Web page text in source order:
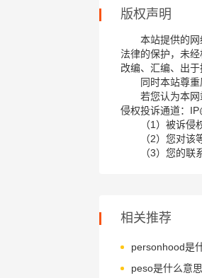
版权声明
本站提供的
法律的保护，未
改编、汇编、出
同时本站尊
若您认为本
侵权投诉通道：
（1）被诉侵
（2）您对该
（3）您的
相关推荐
peso是什么意